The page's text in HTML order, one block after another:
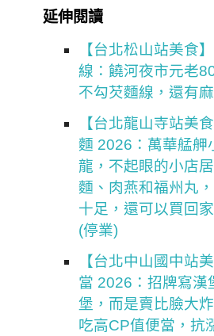
延伸閱讀
【台北松山站美食
線：饒河夜市元老
不勾芡麵線，還有
【台北龍山寺站美
麵 2026：萬華艋舺
龍，不起眼的小店
麵、肉燕和福州丸
十足，還可以買回
(停業)
【台北中山國中站
當 2026：招牌寫漢
堡，而是賣比臉大
吃高CP值便當，抗